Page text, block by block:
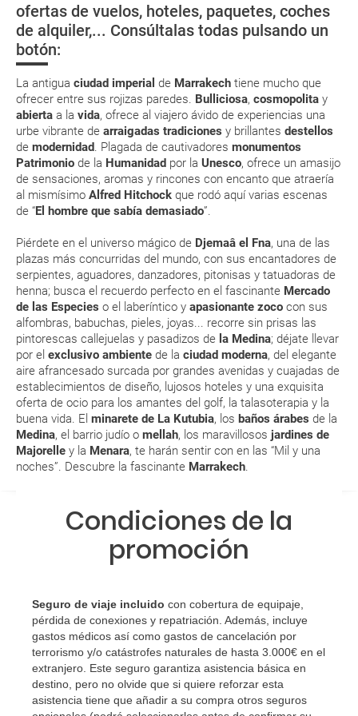
ofertas de vuelos, hoteles, paquetes, coches
de alquiler,... Consúltalas todas pulsando un
botón:
La antigua ciudad imperial de Marrakech tiene mucho que
ofrecer entre sus rojizas paredes. Bulliciosa, cosmopolita y
abierta a la vida, ofrece al viajero ávido de experiencias una
urbe vibrante de arraigadas tradiciones y brillantes destellos
de modernidad . Plagada de cautivadores monumentos
Patrimonio de la Humanidad por la Unesco, ofrece un amasijo
de sensaciones, aromas y rincones con encanto que atraería
al mismísimo Alfred Hitchock que rodó aquí varias escenas
de “El hombre que sabía demasiado”.
Piérdete en el universo mágico de Djemaâ el Fna, una de las
plazas más concurridas del mundo, con sus encantadores de
serpientes, aguadores, danzadores, pitonisas y tatuadoras de
henna; busca el recuerdo perfecto en el fascinante Mercado
de las Especies o el laberíntico y apasionante zoco con sus
alfombras, babuchas, pieles, joyas... recorre sin prisas las
pintorescas callejuelas y pasadizos de la Medina; déjate llevar
por el exclusivo ambiente de la ciudad moderna, del elegante
aire afrancesado surcada por grandes avenidas y cuajadas de
establecimientos de diseño, lujosos hoteles y una exquisita
oferta de ocio para los amantes del golf, la talasoterapia y la
buena vida. El minarete de La Kutubia, los baños árabes de la
Medina, el barrio judío o mellah, los maravillosos jardines de
Majorelle y la Menara, te harán sentir con en las “Mil y una
noches”. Descubre la fascinante Marrakech
¿Dónde Alojarse?
Eso sí, deberás estar atento si viajas con una compañía low cost, debido
a que muchas de ellas exigen la presentación de la tarjeta de embarque
(que deberás realizar a través de su web) para que no te carguen un
suplemento extra en el mismo aeropuerto.
En caso de tener que enviarte la documentación de un paquete
vacacional (Caribe, circuitos, tours...) te enviaremos la documentación
de tu reserva alrededor de 10 días antes de salida, la cual deberás
imprimir y llevar contigo en el viaje.
Esta documentación te será requerida en el mostrador de la compañía
aérea a la hora de realizar el check-in el día de la salida.
MODIFICACIÓN ó CANCELACIÓN ¿Puedo anular o
generar una anulación o modificación del viaje?
¿Qué caducidad debe tener mi pasaporte para ir
a...?
¿Con cuánta antelación tengo que estar en el
aeropuerto?
RESERVAR ¿Cómo puedo reservar un viaje de
paquete vacacional en la página web?
Al realizar la reserva, uno de los servicios ha
¿Cómo sé si hay plazas disponibles en el viaje que
quiero al hacer mi solicitud de reserva?
dirigirme?
¿Incluye algún seguro de viaje mi reserva?
¿Cuáles son las condiciones generales en las
reservas de viajes?
Condiciones de la
promoción
Seguro de viaje incluido con cobertura de equipaje,
pérdida de conexiones y repatriación. Además, incluye
gastos médicos así como gastos de cancelación por
terrorismo y/o catástrofes naturales de hasta 3.000€ en el
extranjero. Este seguro garantiza asistencia básica en
destino, pero no olvide que si quiere reforzar esta
asistencia tiene que añadir a su compra otros seguros